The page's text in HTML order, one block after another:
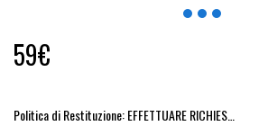
59€
Politica di Restituzione:EFFETTUARE RICHIESTA DI RESO ENTRO 14 GIORNI DALL&#039;ACQUISTO DEL RICAMBIO, IL RIMBORSO VIENE EMESSO ALLA CONSEGNA DEL RICAMBIO IN SEDE.